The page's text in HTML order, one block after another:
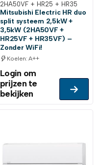
Koelen: A++
2HA50VF + HR25 + HR35
Mitsubishi Electric HR duo
split systeem 2,5kW +
3,5kW (2HA50VF +
HR25VF + HR35VF) –
Zonder WiFi!
Login om
prijzen te
bekijken